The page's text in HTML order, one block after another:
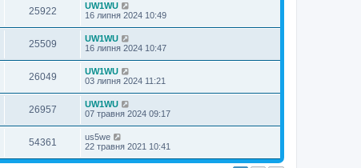
25922
UW1WU
16 липня 2024 10:49
25509
UW1WU
16 липня 2024 10:47
26049
UW1WU
03 липня 2024 11:21
26957
UW1WU
07 травня 2024 09:17
54361
us5we
22 травня 2021 10:41